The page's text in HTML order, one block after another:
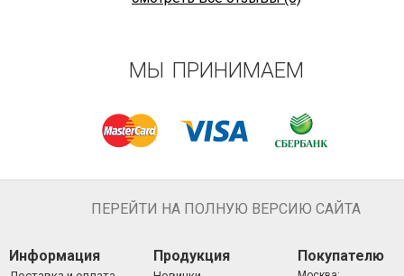
МЫ ПРИНИМАЕМ
ПЕРЕЙТИ НА ПОЛНУЮ ВЕРСИЮ САЙТА
Информация Продукция Покупателю